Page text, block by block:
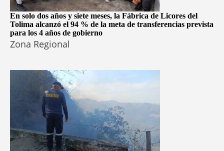
En solo dos años y siete meses, la Fábrica de Licores del
Tolima alcanzó el 94 % de la meta de transferencias prevista
para los 4 años de gobierno
Zona Regional